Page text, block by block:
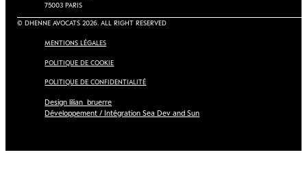
75003 PARIS
© DHENNE AVOCATS 2026. ALL RIGHT RESERVED
MENTIONS LÉGALES
POLITIQUE DE COOKIE
POLITIQUE DE CONFIDENTIALITÉ
Design lilian_bruerre
Développement / Intégration Sea Dev and Sun